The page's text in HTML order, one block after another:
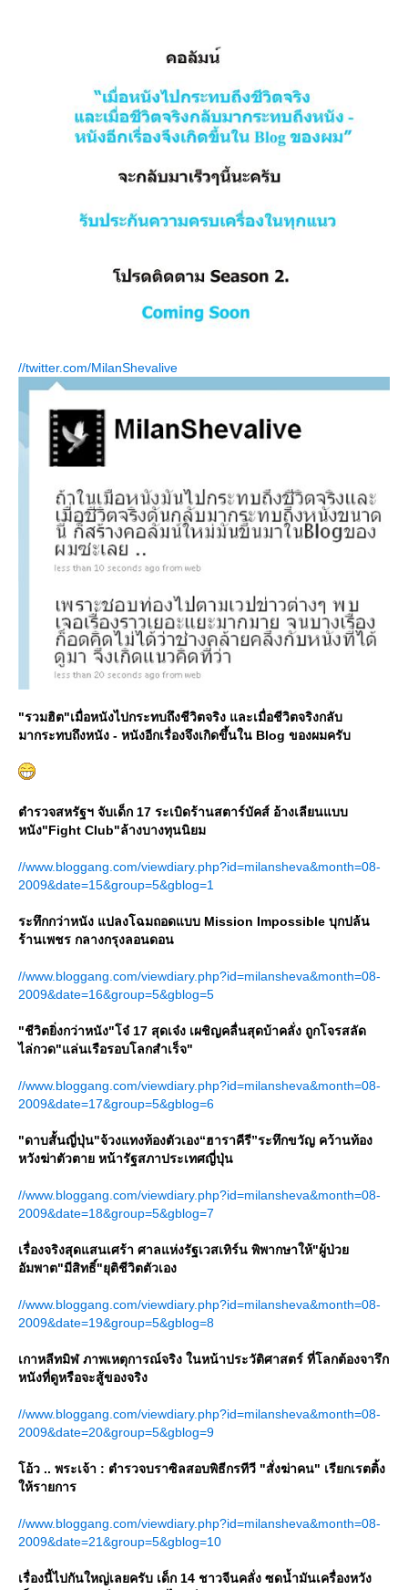
//twitter.com/MilanShevalive
"รวมฮิต"เมื่อหนังไปกระทบถึงชีวิตจริง และเมื่อชีวิตจริงกลับ
มากระทบถึงหนัง - หนังอีกเรื่องจึงเกิดขึ้นใน Blog ของผมครับ
ตำรวจสหรัฐฯ จับเด็ก 17 ระเบิดร้านสตาร์บัคส์ อ้างเลียนแบบ
หนัง"Fight Club"ล้างบางทุนนิยม
//www.bloggang.com/viewdiary.php?id=milansheva&month=08-
2009&date=15&group=5&gblog=1
ระทึกกว่าหนัง แปลงโฉมถอดแบบ Mission Impossible บุกปล้น
ร้านเพชร กลางกรุงลอนดอน
//www.bloggang.com/viewdiary.php?id=milansheva&month=08-
2009&date=16&group=5&gblog=5
"ชีวิตยิ่งกว่าหนัง"โจ๋ 17 สุดเจ๋ง เผชิญคลื่นสุดบ้าคลั่ง ถูกโจรสลัด
ไล่กวด"แล่นเรือรอบโลกสำเร็จ"
//www.bloggang.com/viewdiary.php?id=milansheva&month=08-
2009&date=17&group=5&gblog=6
"ดาบสั้นญี่ปุ่น"จ้วงแทงท้องตัวเอง“ฮาราคีรี”ระทึกขวัญ คว้านท้อง
หวังฆ่าตัวตาย หน้ารัฐสภาประเทศญี่ปุ่น
//www.bloggang.com/viewdiary.php?id=milansheva&month=08-
2009&date=18&group=5&gblog=7
เรื่องจริงสุดแสนเศร้า ศาลแห่งรัฐเวสเทิร์น พิพากษาให้"ผู้ป่ว
อัมพาต"มีสิทธิ์"ยุติชีวิตตัวเอง
//www.bloggang.com/viewdiary.php?id=milansheva&month=08-
2009&date=19&group=5&gblog=8
เกาหลีทมิฬ ภาพเหตุการณ์จริง ในหน้าประวัติศาสตร์ ที่โลกต้องจารึก
หนังที่ดูหรือจะสู้ของจริง
//www.bloggang.com/viewdiary.php?id=milansheva&month=08-
2009&date=20&group=5&gblog=9
อ้ว .. พระเจ้า : ตำรวจบราซิลสอบพิธีกรทีวี "สั่งฆ่าคน" เรียกเรตติ้ง
ห้รายการ
//www.bloggang.com/viewdiary.php?id=milansheva&month=08-
2009&date=21&group=5&gblog=10
เรื่องนี้ไปกันใหญ่เลยครับ เด็ก 14 ชาวจีนคลั่ง ซดน้ำมันเครื่องหวัง